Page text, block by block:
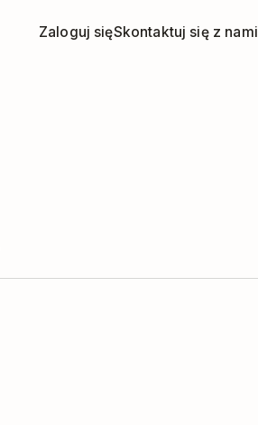
Zaloguj sięSkontaktuj się z nami